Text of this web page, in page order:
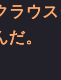
ラウ
。